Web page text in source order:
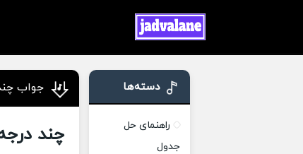
جواب
چند
دسته‌ها
راهنمای حل
جدول